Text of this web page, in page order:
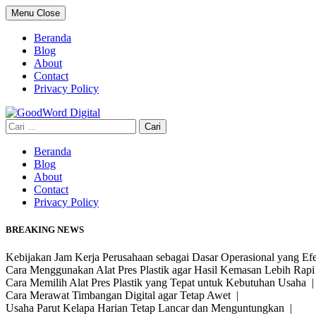
Skip
to
content
Menu Close
Beranda
Blog
About
Contact
Privacy Policy
Cari
untuk:
Beranda
Blog
About
Contact
Privacy Policy
BREAKING NEWS
Kebijakan Jam Kerja Perusahaan sebagai Dasar Operasional yang
Cara Menggunakan Alat Pres Plastik agar Hasil Kemasan Lebih
Cara Memilih Alat Pres Plastik yang Tepat untuk Kebutuhan Usaha |
Cara Merawat Timbangan Digital agar Tetap Awet |
Usaha Parut Kelapa Harian Tetap Lancar dan Menguntungkan |